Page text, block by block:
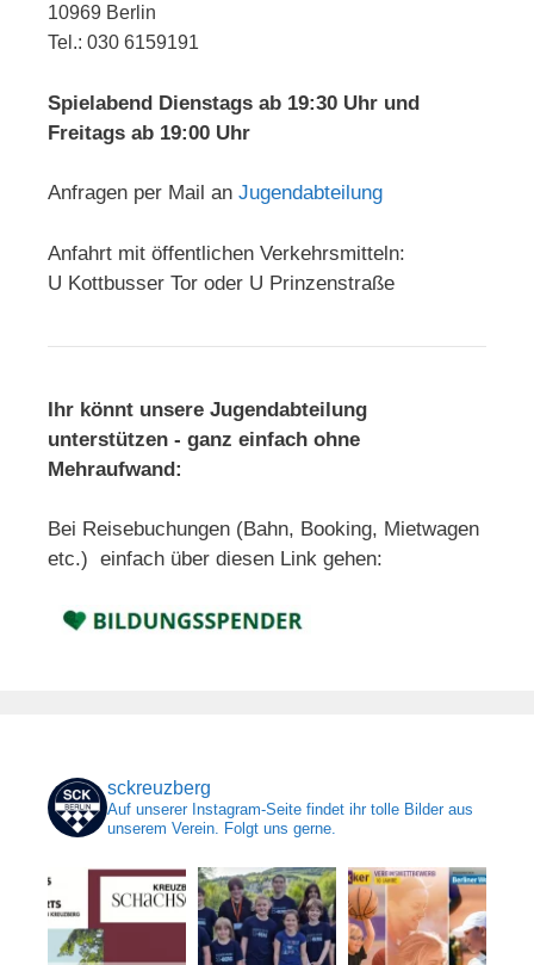
10969 Berlin
Tel.: 030 6159191
Spielabend Dienstags ab 19:30 Uhr und
Freitags ab 19:00 Uhr
Anfragen per Mail an Jugendabteilung
Anfahrt mit öffentlichen Verkehrsmitteln:
U Kottbusser Tor oder U Prinzenstraße
Ihr könnt unsere Jugendabteilung
unterstützen - ganz einfach ohne
Mehraufwand:
Bei Reisebuchungen (Bahn, Booking, Mietwagen
etc.) einfach über diesen Link gehen:
sckreuzberg
Auf unserer Instagram-Seite findet ihr tolle Bilder aus
unserem Verein. Folgt uns gerne.